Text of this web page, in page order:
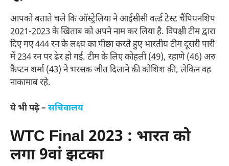
आपको बताते चले कि ऑस्ट्रेलिया ने आईसीसी वर्ल्ड टेस्ट चैंपियनशिप
2021-2023 के खिताब को अपने नाम कर लिया है. विपक्षी टीम द्वारा
दिए गए 444 रन के लक्ष्य का पीछा करते हुए भारतीय टीम दूसरी पारी
में 234 रन पर ढेर हो गई. टीम के लिए कोहली (49), रहाणे (46) अरु
कैप्टन शर्मा (43) ने भरसक जीत दिलाने की कोशिश की, लेकिन वह
नाकामाब रहे.
ये भी पढ़े – सचिवालय
WTC Final 2023 : भारत को
लगा 9वां झटका